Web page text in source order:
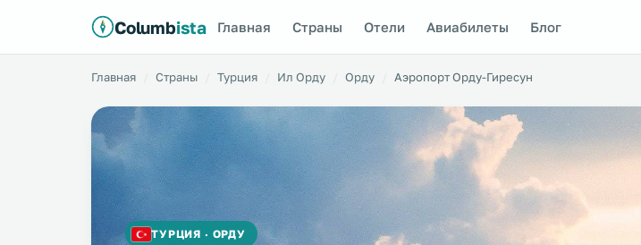
Columbista Главная Страны Отели Авиабилеты Блог
Главная Страны Турция Ил Орду Орду Аэропорт Орду-Гиресун
ТУРЦИЯ · ОРДУ